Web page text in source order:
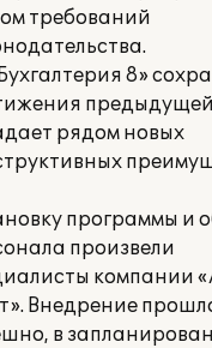
требований
8»
рядом новых
программы и
произвели
компании
Внедрение
в